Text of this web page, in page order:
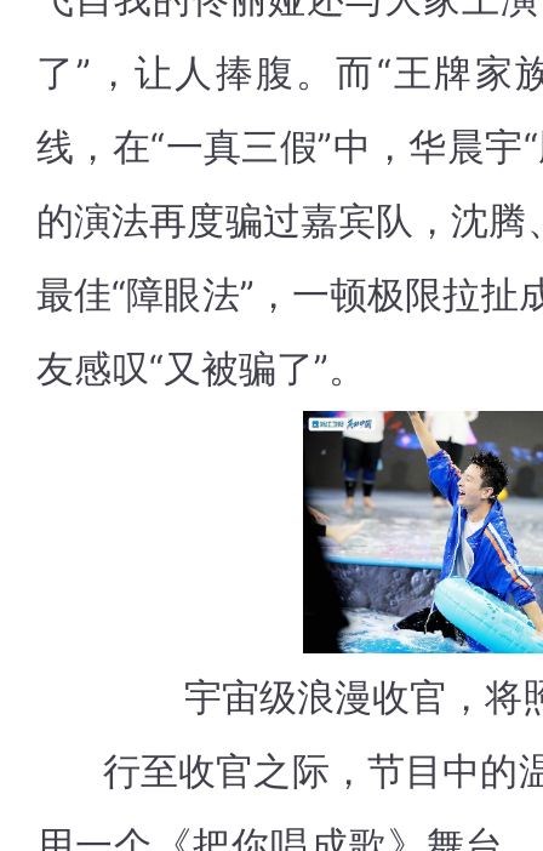
了”，让人捧腹。而“王牌家
线，在“一真三假”中，华晨宇
的演法再度骗过嘉宾队，沈腾
最佳“障眼法”，一顿极限拉扯
友感叹“又被骗了”。
宇宙级浪漫收官，将
行至收官之际，节目中的